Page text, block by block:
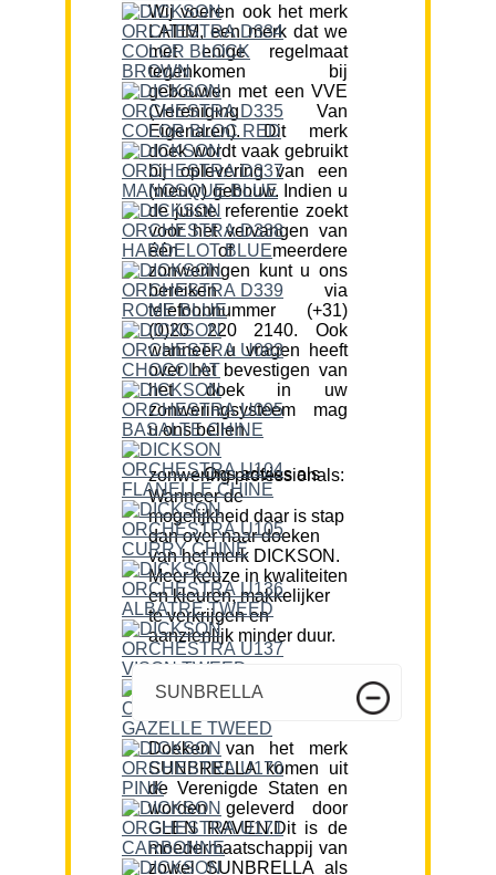
Wij voeren ook het merk
LATIM, een merk dat we
met enige regelmaat
tegenkomen bij
gebouwen met een VVE
(Vereniging Van
Eigenaren). Dit merk
doek wordt vaak gebruikt
bij oplevering van een
(nieuw) gebouw. Indien u
de juiste referentie zoekt
voor het vervangen van
één of meerdere
zonweringen kunt u ons
bereiken via
telefoonnummer (+31)
(0)20 220 2140. Ook
wanneer u vragen heeft
over het bevestigen van
het doek in uw
zonweringsysteem mag
u ons bellen.
Ons advies als zonwering professionals:
Wanneer de
mogelijkheid daar is stap
dan over naar doeken
van het merk DICKSON.
Meer keuze in kwaliteiten
en kleuren, makkelijker
te verkrijgen en
aanzienlijk minder duur.
SUNBRELLA
Doeken van het merk
SUNBRELLA komen uit
de Verenigde Staten en
worden geleverd door
GLEN RAVEN.Dit is de
moedermaatschappij van
zowel SUNBRELLA als